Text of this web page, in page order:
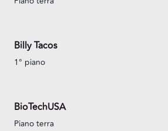
Billy Tacos
1° piano
BioTechUSA
Piano terra